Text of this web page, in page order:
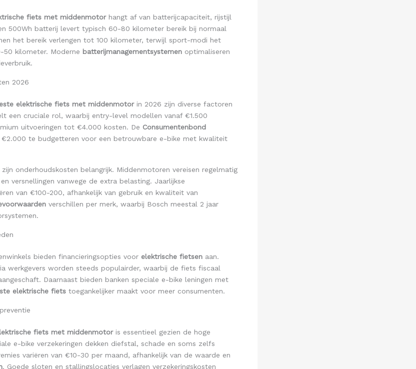
fiets met middenmotorhangt af van batterijcapaciteit, rijstijl
500Wh batterij levert typisch 60-80 kilometer bereik bij normaal
het bereik verlengen tot 100 kilometer, terwijl sport-modi het
kilometer. Moderne batterijmanagementsystemen optimaliseren
2026
elektrische fiets met middenmotorin 2026 zijn diverse factoren
een cruciale rol, waarbij entry-level modellen vanaf €1.500
uitvoeringen tot €4.000 kosten. De Consumentenbond
€2.000 te budgetteren voor een betrouwbare e-bike met kwaliteit
onderhoudskosten belangrijk. Middenmotoren vereisen regelmatig
versnellingen vanwege de extra belasting. Jaarlijkse
van €100-200, afhankelijk van gebruik en kwaliteit van
verschillen per merk, waarbij Bosch meestal 2 jaar
bieden financieringsopties voor elektrische fietsen aan.
werkgevers worden steeds populairder, waarbij de fiets fiscaal
Daarnaast bieden banken speciale e-bike leningen met
elektrische fiets toegankelijker maakt voor meer consumenten.
fiets met middenmotoris essentieel gezien de hoge
e-bike verzekeringen dekken diefstal, schade en soms zelfs
variëren van €10-30 per maand, afhankelijk van de waarde en
. Goede sloten en stallingslocaties verlagen verzekeringskosten